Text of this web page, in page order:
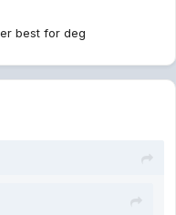
best for deg